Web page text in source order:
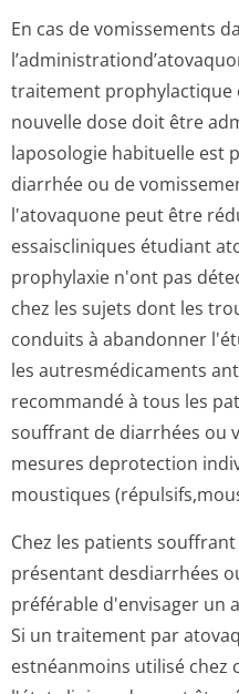
En cas de vomissements
traitement prophylactique
nouvelle dose doit être
laposologie habituelle est
diarrhée ou de
l'atovaquone peut être
essaiscliniques étudiant
prophylaxie n'ont pas
chez les sujets dont les
conduits à abandonner
les autresmédicaments
recommandé à tous les
souffrant de diarrhées ou
mesures deprotection
moustiques
Chez les patients
présentant desdiarrhées
préférable d'envisager un
Si un traitement par
estnéanmoins utilisé chez